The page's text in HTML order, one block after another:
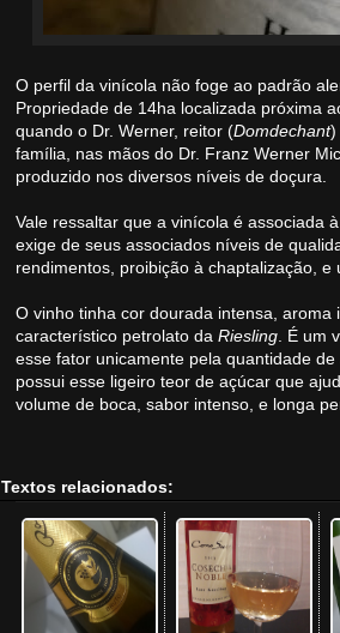
O perfil da vinícola não foge ao padrão
Propriedade de 14ha localizada próxima
quando o Dr. Werner, reitor (Domdechant)
família, nas mãos do Dr. Franz Werner
produzido nos diversos níveis de doçura.
Vale ressaltar que a vinícola é associada
exige de seus associados níveis de
rendimentos, proibição à chaptalização, e
O vinho tinha cor dourada intensa,
característico petrolato da Riesling . É um
esse fator unicamente pela quantidade
possui esse ligeiro teor de açúcar que
volume de boca, sabor intenso, e longa
Textos relacionados: